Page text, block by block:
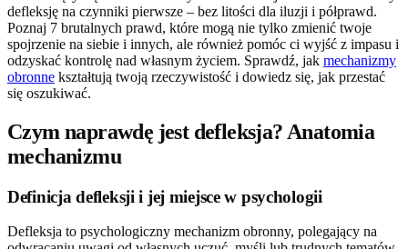
defleksję na czynniki pierwsze – bez litości dla iluzji i półprawd.
Poznaj 7 brutalnych prawd, które mogą nie tylko zmienić twoje
spojrzenie na siebie i innych, ale również pomóc ci wyjść z impasu i
odzyskać kontrolę nad własnym życiem. Sprawdź, jak mechanizmy
obronne kształtują twoją rzeczywistość i dowiedz się, jak przestać
się oszukiwać.
Czym naprawdę jest defleksja? Anatomia
mechanizmu
Definicja defleksji i jej miejsce w psychologii
Defleksja to psychologiczny mechanizm obronny, polegający na